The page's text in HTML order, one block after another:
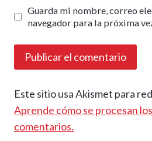
Guarda mi nombre, correo
navegador para la próxima
Este sitio usa Akismet para
Aprende cómo se procesan
comentarios.